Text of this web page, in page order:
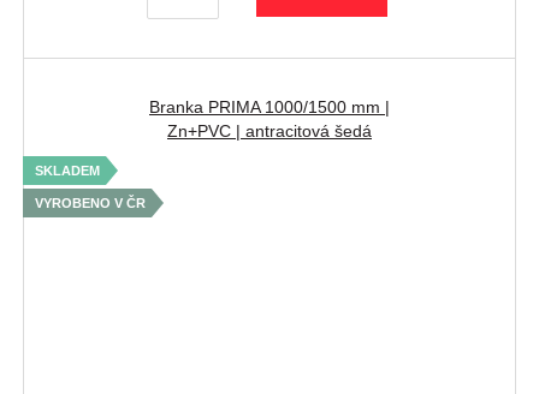
Branka PRIMA 1000/1500 mm |
Zn+PVC | antracitová šedá
SKLADEM
VYROBENO V ČR